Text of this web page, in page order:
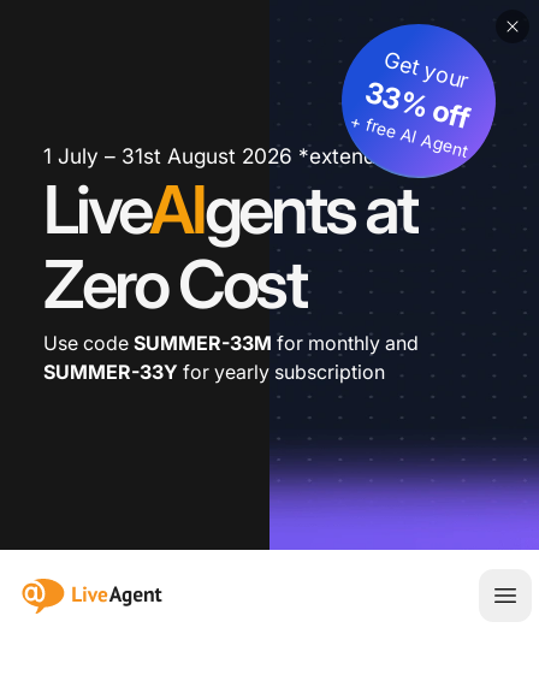
1 July – 31st August 2026 *extended
LiveAIgents at
Zero Cost
Get your
33% off
+ free AI Agent
Use code SUMMER-33M for monthly and
SUMMER-33Y for yearly subscription
:site.title
メ